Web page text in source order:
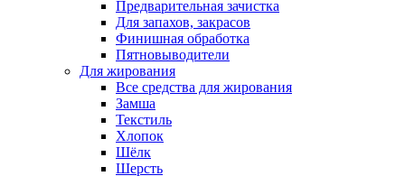
Предварительная зачистка
Для запахов, закрасов
Финишная обработка
Пятновыводители
Для жирования
Все средства для жирования
Замша
Текстиль
Хлопок
Шёлк
Шерсть